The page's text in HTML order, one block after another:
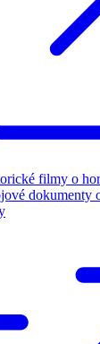
filmy o
dokumenty